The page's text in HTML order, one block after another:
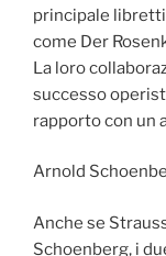
principale
come Der
La loro
successo
rapporto con un
Arnold
Anche se
Schoenberg, i